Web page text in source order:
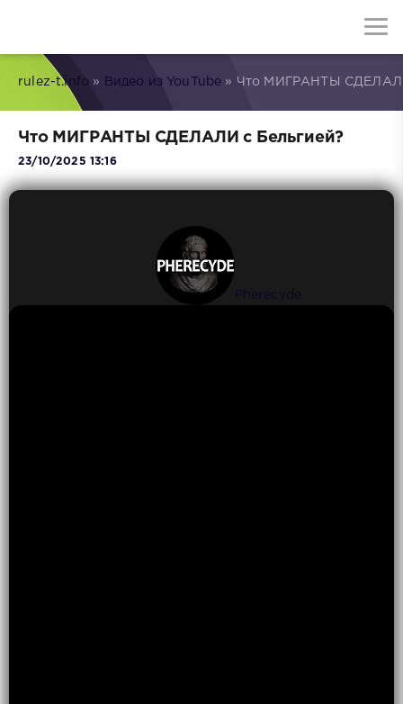
rulez-t.info » Видео из YouTube » Что МИГРАНТЫ
Что МИГРАНТЫ СДЕЛАЛИ с Бельгией?
23/10/2025 13:16
Pherecyde